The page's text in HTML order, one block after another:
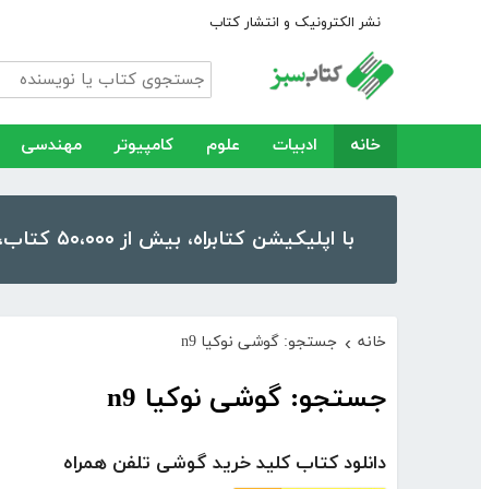
نشر الکترونیک و انتشار کتاب
خانه ادبیات علوم کامپیوتر مهندسی
با اپلیکیشن کتابراه، بیش از ۵۰،۰۰۰ کتاب، کتاب صوتی و رمان را در موبایل و تبلت خود داشته باشید!
خانه › جستجو: گوشی نوکیا n9
جستجو: گوشی نوکیا n9
دانلود کتاب کلید خرید گوشی تلفن همراه